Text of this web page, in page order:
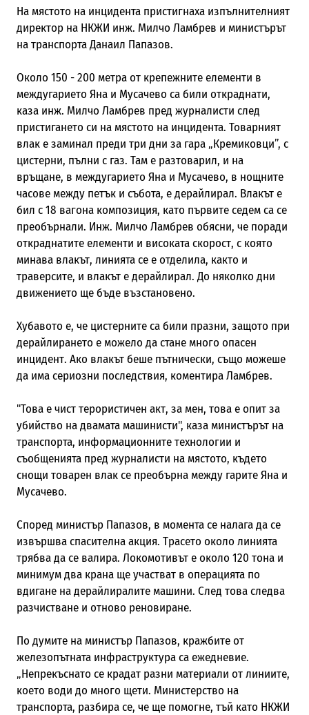
На мястото на инцидента пристигнаха изпълнителният
директор на НКЖИ инж. Милчо Ламбрев и министърът
на транспорта Данаил Папазов.
Около 150 - 200 метра от крепежните елементи в
междугарието Яна и Мусачево са били откраднати,
каза инж. Милчо Ламбрев пред журналисти след
пристигането си на мястото на инцидента. Товарният
влак е заминал преди три дни за гара „Кремиковци”, с
цистерни, пълни с газ. Там е разтоварил, и на
връщане, в междугарието Яна и Мусачево, в нощните
часове между петък и събота, е дерайлирал. Влакът е
бил с 18 вагона композиция, като първите седем са се
преобърнали. Инж. Милчо Ламбрев обясни, че поради
откраднатите елементи и високата скорост, с която
минава влакът, линията се е отделила, както и
траверсите, и влакът е дерайлирал. До няколко дни
движението ще бъде възстановено.
Хубавото е, че цистерните са били празни, защото при
дерайлирането е можело да стане много опасен
инцидент. Ако влакът беше пътнически, също можеше
да има сериозни последствия, коментира Ламбрев.
"Това е чист терористичен акт, за мен, това е опит за
убийство на двамата машинисти", каза министърът на
транспорта, информационните технологии и
съобщенията пред журналисти на мястото, където
снощи товарен влак се преобърна между гарите Яна и
Мусачево.
Според министър Папазов, в момента се налага да се
извършва спасителна акция. Трасето около линията
трябва да се валира. Локомотивът е около 120 тона и
минимум два крана ще участват в операцията по
вдигане на дерайлиралите машини. След това следва
разчистване и отново реновиране.
По думите на министър Папазов, кражбите от
железопътната инфраструктура са ежедневие.
„Непрекъснато се крадат разни материали от линиите,
което води до много щети. Министерство на
транспорта, разбира се, че ще помогне, тъй като НКЖИ